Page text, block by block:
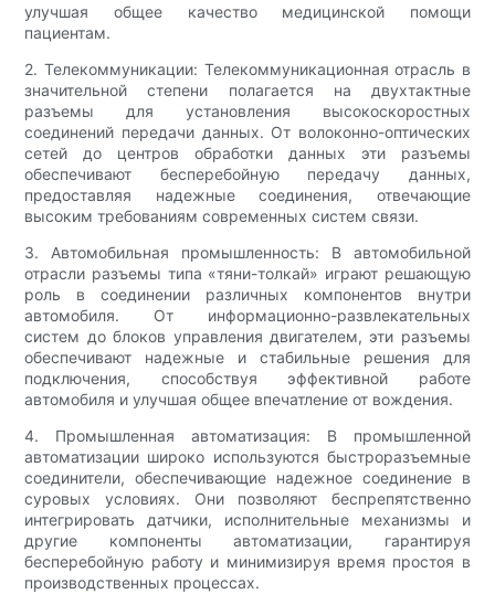
улучшая общее качество медицинской помощи
пациентам.
2. Телекоммуникации: Телекоммуникационная отрасль в
значительной степени полагается на двухтактные
разъемы для установления высокоскоростных
соединений передачи данных. От волоконно-оптических
сетей до центров обработки данных эти разъемы
обеспечивают бесперебойную передачу данных,
предоставляя надежные соединения, отвечающие
высоким требованиям современных систем связи.
3. Автомобильная промышленность: В автомобильной
отрасли разъемы типа «тяни-толкай» играют решающую
роль в соединении различных компонентов внутри
автомобиля. От информационно-развлекательных
систем до блоков управления двигателем, эти разъемы
обеспечивают надежные и стабильные решения для
подключения, способствуя эффективной работе
автомобиля и улучшая общее впечатление от вождения.
4. Промышленная автоматизация: В промышленной
автоматизации широко используются быстроразъемные
соединители, обеспечивающие надежное соединение в
суровых условиях. Они позволяют беспрепятственно
интегрировать датчики, исполнительные механизмы и
другие компоненты автоматизации, гарантируя
бесперебойную работу и минимизируя время простоя в
производственных процессах.